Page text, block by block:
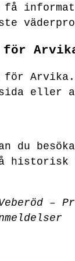
få
för
för
eller
besöka
historisk
–